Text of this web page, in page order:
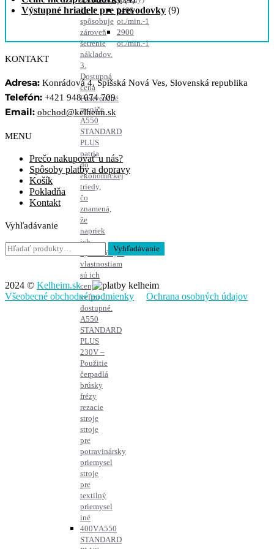
1400
ot./min.-1
2900
ot./min.-1
čo
spôsobuje
zároveň
šetrenie
nákladov.
3.
Dostupná
cena
Frekvenčné
meniče
A550
STANDARD
PLUS
patria
do
ekonomickej
triedy,
čo
znamená,
že
napriek
ich
výnimočným
vlastnostiam
sú ich
ceny
veľmi
dostupné.
A550
STANDARD
PLUS
230V –
Použitie
čerpadlá
brúsky
frézy
rezacie
stroje
stroje
pre
potravinársky
priemysel
stroje
pre
textilný
priemysel
iné
400VA550
STANDARD
Výstupné hriadele pre prevodovky (9)
KONTAKT
Adresa: Konrádová 4, Spišská Nová Ves, Slovenská republika
Telefón: +421 948 074 709
Email: obchod@kelheim.sk
MENU
Prečo nakupovať u nás?
Spôsoby platby a dopravy
Košík
Pokladňa
Kontakt
Vyhľadávanie
Hľadať: Vyhľadávanie
2024 © Kelheim.sk
Všeobecné obchodné podmienky
Ochrana osobných údajov